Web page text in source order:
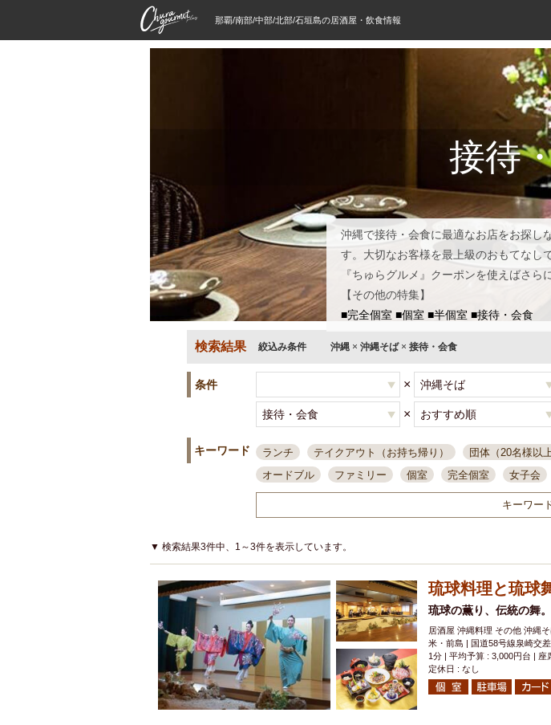
那覇/南部/中部/北部/石垣島の居酒屋・飲食情報
接待
沖縄で接待・会食に最適なお店をお探し
す。大切なお客様を最上級のおもてなし
『ちゅらグルメ』クーポンを使えばさら
【その他の特集】
■完全個室 ■個室 ■半個室 ■接待・会食
検索結果 絞込み条件 沖縄 × 沖縄そば× 接待・会食
条件 ×
×
キーワード ランチ テイクアウト（お持ち帰り） 団体（20名様以上
オードブル
ファミリー 個室 完全個室 女子会
一人飲み
接待・会食
ちょい飲み コスパ最高 肉料理 模合
結婚式二次会
夜10時以降入店可
県産魚 焼鳥 忘年会コース
貸切可
大部屋20名 落ち着いた空間 4000円台コー
カード可
厳選日本酒 鮮魚 大衆酒場 ノンアル
3000円台コース
ピザ 焼酎 カラオケ デリバリ
アサヒスーパードライ
県庁前駅周辺 大部屋40名
大部屋50名以上～
オリオン 海ぶどう パスタ
ハッピーアワー
アグー豚
キーワー
▼ 検索結果3件中、1～3件を表示しています。
琉球料理と琉
琉球の薫り、伝統の舞
居酒屋 沖縄料理 その他 沖縄
米・前島 | 国道58号線泉崎
1分 | 平均予算 : 3,000円台 |
定休日 : なし